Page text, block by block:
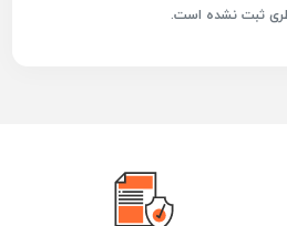
ثبت نشده است.